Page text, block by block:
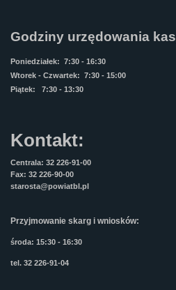
Godziny urzędowania
Poniedziałek: 7:30 - 16:30
Wtorek - Czwartek: 7:30 - 15:00
Piątek: 7:30 - 13:30
Kontakt:
Centrala: 32 226-91-00
Fax: 32 226-90-00
starosta@powiatbl.pl
Przyjmowanie skarg i wniosków:
środa: 15:30 - 16:30
tel. 32 226-91-04